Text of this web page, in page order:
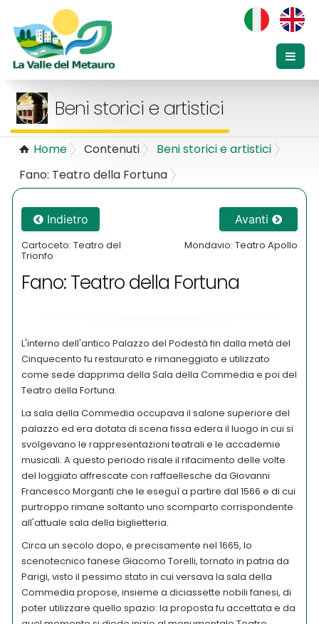
Beni storici e artistici
Home Contenuti
Beni storici e artistici
Fano: Teatro della Fortuna
Indietro
Cartoceto: Teatro del
Trionfo
Avanti
Mondavio: Teatro Apollo
Fano: Teatro della Fortuna
L'interno dell'antico Palazzo del Podestà fin dalla metà del
Cinquecento fu restaurato e rimaneggiato e utilizzato
come sede dapprima della Sala della Commedia e poi del
Teatro della Fortuna.
La sala della Commedia occupava il salone superiore del
palazzo ed era dotata di scena fissa edera il luogo in cui si
svolgevano le rappresentazioni teatrali e le accademie
musicali. A questo periodo risale il rifacimento delle volte
del loggiato affrescate con raffaellesche da Giovanni
Francesco Morganti che le eseguì a partire dal 1566 e di cui
purtroppo rimane soltanto uno scomparto corrispondente
all'attuale sala della biglietteria.
Circa un secolo dopo, e precisamente nel 1665, lo
scenotecnico fanese Giacomo Torelli, tornato in patria da
Parigi, visto il pessimo stato in cui versava la sala della
Commedia propose, insieme a diciassette nobili fanesi, di
poter utilizzare quello spazio: la proposta fu accettata e da